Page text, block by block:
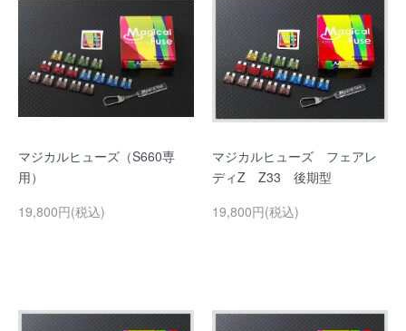
マジカルヒューズ（S660専
用）
19,800円(税込)
マジカルヒューズ フェアレ
ディZ Z33 後期型
19,800円(税込)